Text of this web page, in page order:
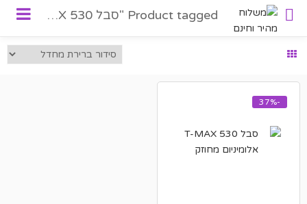
Product tagged "סבל TMAX 530"
-37%